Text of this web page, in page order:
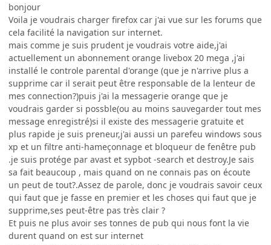
bonjour
Voila je voudrais charger firefox car j'ai vue sur les forums que
cela facilité la navigation sur internet.
mais comme je suis prudent je voudrais votre aide,j'ai
actuellement un abonnement orange livebox 20 mega ,j'ai
installé le controle parental d'orange (que je n'arrive plus a
supprime car il serait peut être responsable de la lenteur de
mes connection?)puis j'ai la messagerie orange que je
voudrais garder si possble(ou au moins sauvegarder tout mes
message enregistré)si il existe des messagerie gratuite et
plus rapide je suis preneur,j'ai aussi un parefeu windows sous
xp et un filtre anti-hameçonnage et bloqueur de fenêtre pub
.je suis protége par avast et sypbot -search et destroy.Je sais
sa fait beaucoup , mais quand on ne connais pas on écoute
un peut de tout?.Assez de parole, donc je voudrais savoir ceux
qui faut que je fasse en premier et les choses qui faut que je
supprime,ses peut-être pas très clair ?
Et puis ne plus avoir ses tonnes de pub qui nous font la vie
durent quand on est sur internet